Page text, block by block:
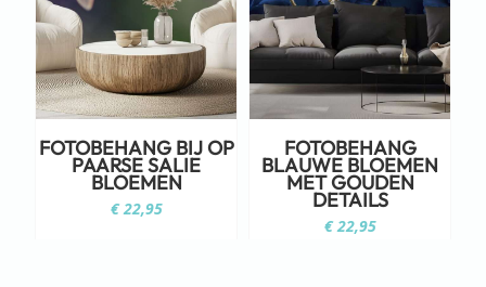
FOTOBEHANG BIJ OP
PAARSE SALIE
BLOEMEN
€22,95
FOTOBEHANG
BLAUWE BLOEMEN
MET GOUDEN
DETAILS
€22,95